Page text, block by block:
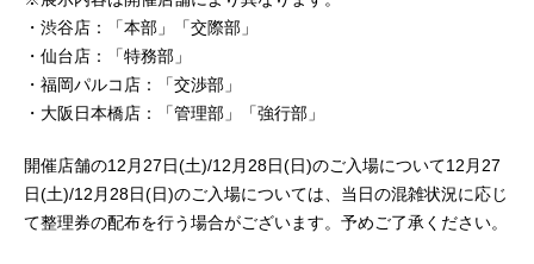
・渋谷店：「本部」「交際部」
・仙台店：「特務部」
・福岡パルコ店：「交渉部」
・大阪日本橋店：「管理部」「強行部」
開催店舗の12月27日(土)/12月28日(日)のご入場について12月27
日(土)/12月28日(日)のご入場については、当日の混雑状況に応じ
て整理券の配布を行う場合がございます。予めご了承ください。